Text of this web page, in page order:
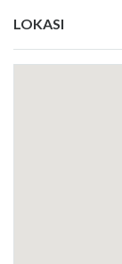
LOKASI